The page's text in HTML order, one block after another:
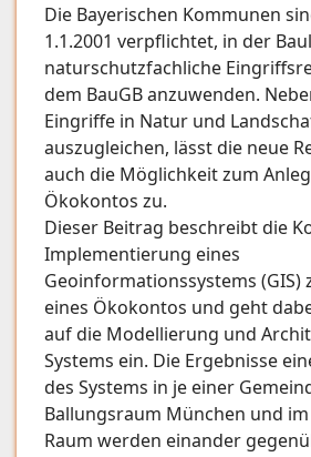
Die Bayerischen Kommunen
1.1.2001 verpflichtet, in der
naturschutzfachliche
dem BauGB anzuwenden.
Eingriffe in Natur und
auszugleichen, lässt die neue
auch die Möglichkeit zum
Ökokontos zu.
Dieser Beitrag beschreibt die
Implementierung eines
Geoinformationssystems (GIS)
eines Ökokontos und geht
auf die Modellierung und
Systems ein. Die Ergebnisse
des Systems in je einer
Ballungsraum München und
Raum werden einander